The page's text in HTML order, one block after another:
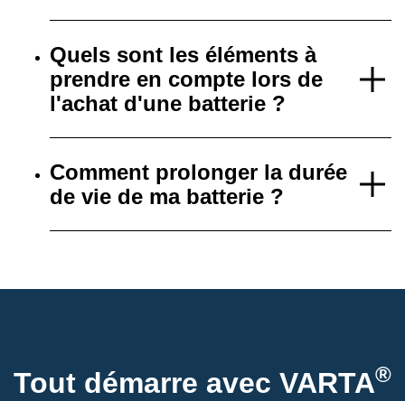
Quels sont les éléments à
prendre en compte lors de
l'achat d'une batterie ?
Comment prolonger la durée
de vie de ma batterie ?
Tout démarre avec VARTA®